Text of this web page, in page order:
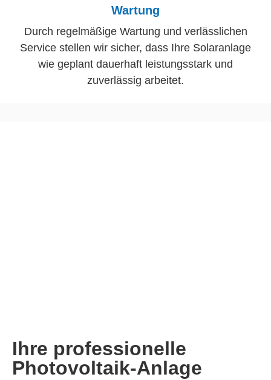
Wartung
Durch regelmäßige Wartung und verlässlichen
Service stellen wir sicher, dass Ihre Solaranlage
wie geplant dauerhaft leistungsstark und
zuverlässig arbeitet.
Ihre professionelle
Photovoltaik-Anlage